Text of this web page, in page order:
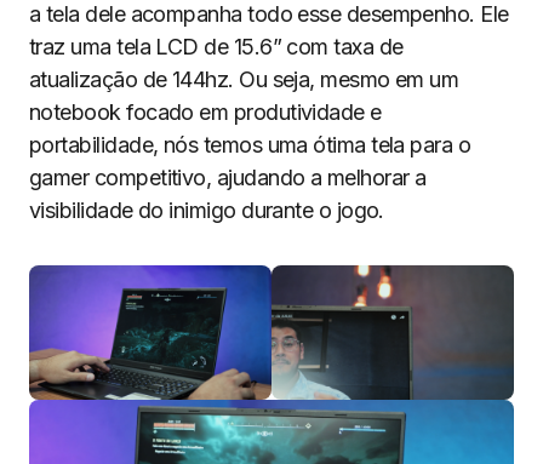
a tela dele acompanha todo esse desempenho. Ele
traz uma tela LCD de 15.6” com taxa de
atualização de 144hz. Ou seja, mesmo em um
notebook focado em produtividade e
portabilidade, nós temos uma ótima tela para o
gamer competitivo, ajudando a melhorar a
visibilidade do inimigo durante o jogo.